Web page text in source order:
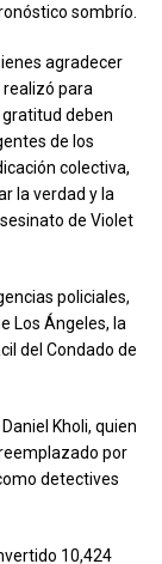
sombrío.
agradecer
para
deben
de los
colectiva,
la verdad y la
de Violet
policiales,
Los Ángeles, la
del Condado de
Kholi, quien
por
detectives
10,424